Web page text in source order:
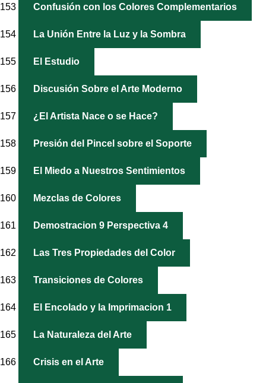
153 Confusión con los Colores Complementarios
154 La Unión Entre la Luz y la Sombra
155 El Estudio
156 Discusión Sobre el Arte Moderno
157 ¿El Artista Nace o se Hace?
158 Presión del Pincel sobre el Soporte
159 El Miedo a Nuestros Sentimientos
160 Mezclas de Colores
161 Demostracion 9 Perspectiva 4
162 Las Tres Propiedades del Color
163 Transiciones de Colores
164 El Encolado y la Imprimacion 1
165 La Naturaleza del Arte
166 Crisis en el Arte